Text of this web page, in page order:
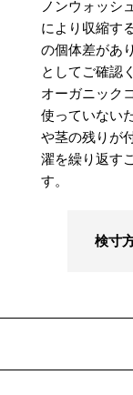
ノンウォッシ
により収縮す
の個体差があ
としてご確認
オーガニック
使っていない
や茎の残りが
濯を繰り返す
す。
検寸